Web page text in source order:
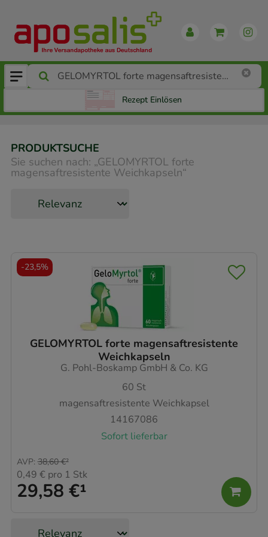
Rezept Einlösen
PRODUKTSUCHE
Sie suchen nach: „GELOMYRTOL forte
magensaftresistente Weichkapseln“
GELOMYRTOL forte magensaftresistente
Weichkapseln
G. Pohl-Boskamp GmbH & Co. KG
60 St
magensaftresistente Weichkapsel
14167086
Sofort lieferbar
29,58 €¹
AVP: 38,60 €²
0,49 € pro 1 Stk
-23,5%